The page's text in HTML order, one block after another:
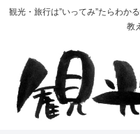
観光・旅行は”いってみ”たらわか
教